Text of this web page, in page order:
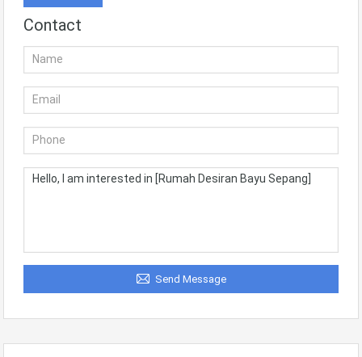
Contact
Send Message